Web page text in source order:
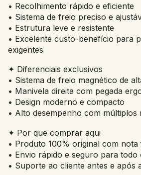
• Recolhimento rápido e eficiente
• Sistema de freio preciso e
• Estrutura leve e resistente
• Excelente custo-benefício para
exigentes
✦ Diferenciais exclusivos
• Sistema de freio magnético de
• Manivela direita com pegada
• Design moderno e compacto
• Alto desempenho com múltiplos
✦ Por que comprar aqui
• Produto 100% original com nota
• Envio rápido e seguro para todo
• Suporte ao cliente antes e após